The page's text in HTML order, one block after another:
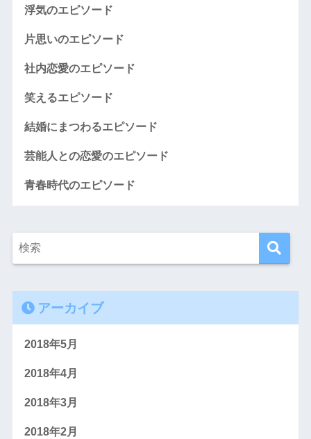
浮気のエピソード
片思いのエピソード
社内恋愛のエピソード
笑えるエピソード
結婚にまつわるエピソード
芸能人との恋愛のエピソード
青春時代のエピソード
アーカイブ
2018年5月
2018年4月
2018年3月
2018年2月